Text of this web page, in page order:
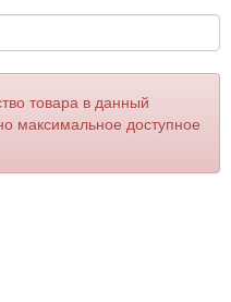
товара в данный
максимальное доступное